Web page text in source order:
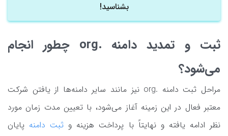
بشناسید!
ثبت و تمدید دامنه .org چطور انجام
می‌شود؟
مراحل ثبت دامنه .org نیز مانند سایر دامنه‌ها از یافتن شرکت
معتبر فعال در این زمینه آغاز می‌شود، با تعیین مدت زمان مورد
نظر ادامه یافته و نهایتاً با پرداخت هزینه و ثبت دامنه پایان